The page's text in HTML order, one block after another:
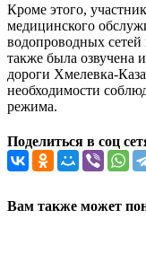
Кроме этого,
медицинского
водопроводных
также была озвучена
дороги Хмелевка-
необходимости
режима.
Поделиться в соц
Вам также может